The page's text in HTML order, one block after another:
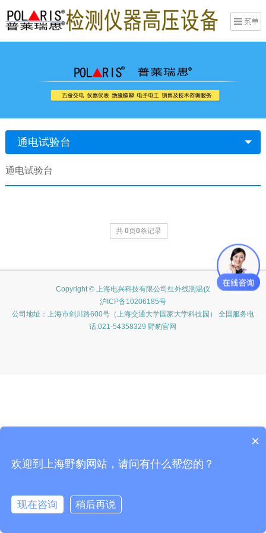
通电试验台
通电试验台
共0页0条记录
Copyright © 上海电兴科技有限公司红外线测温仪
沪ICP备10206185号
公司地址：上海市剑川路600号（上海交通大学国家大学科技园） 全国服务电
话:021-54358329 野豹官网
×
欢迎到上海野豹网站，请问有什么帮您的？
现在咨询
稍后再说
在线咨询